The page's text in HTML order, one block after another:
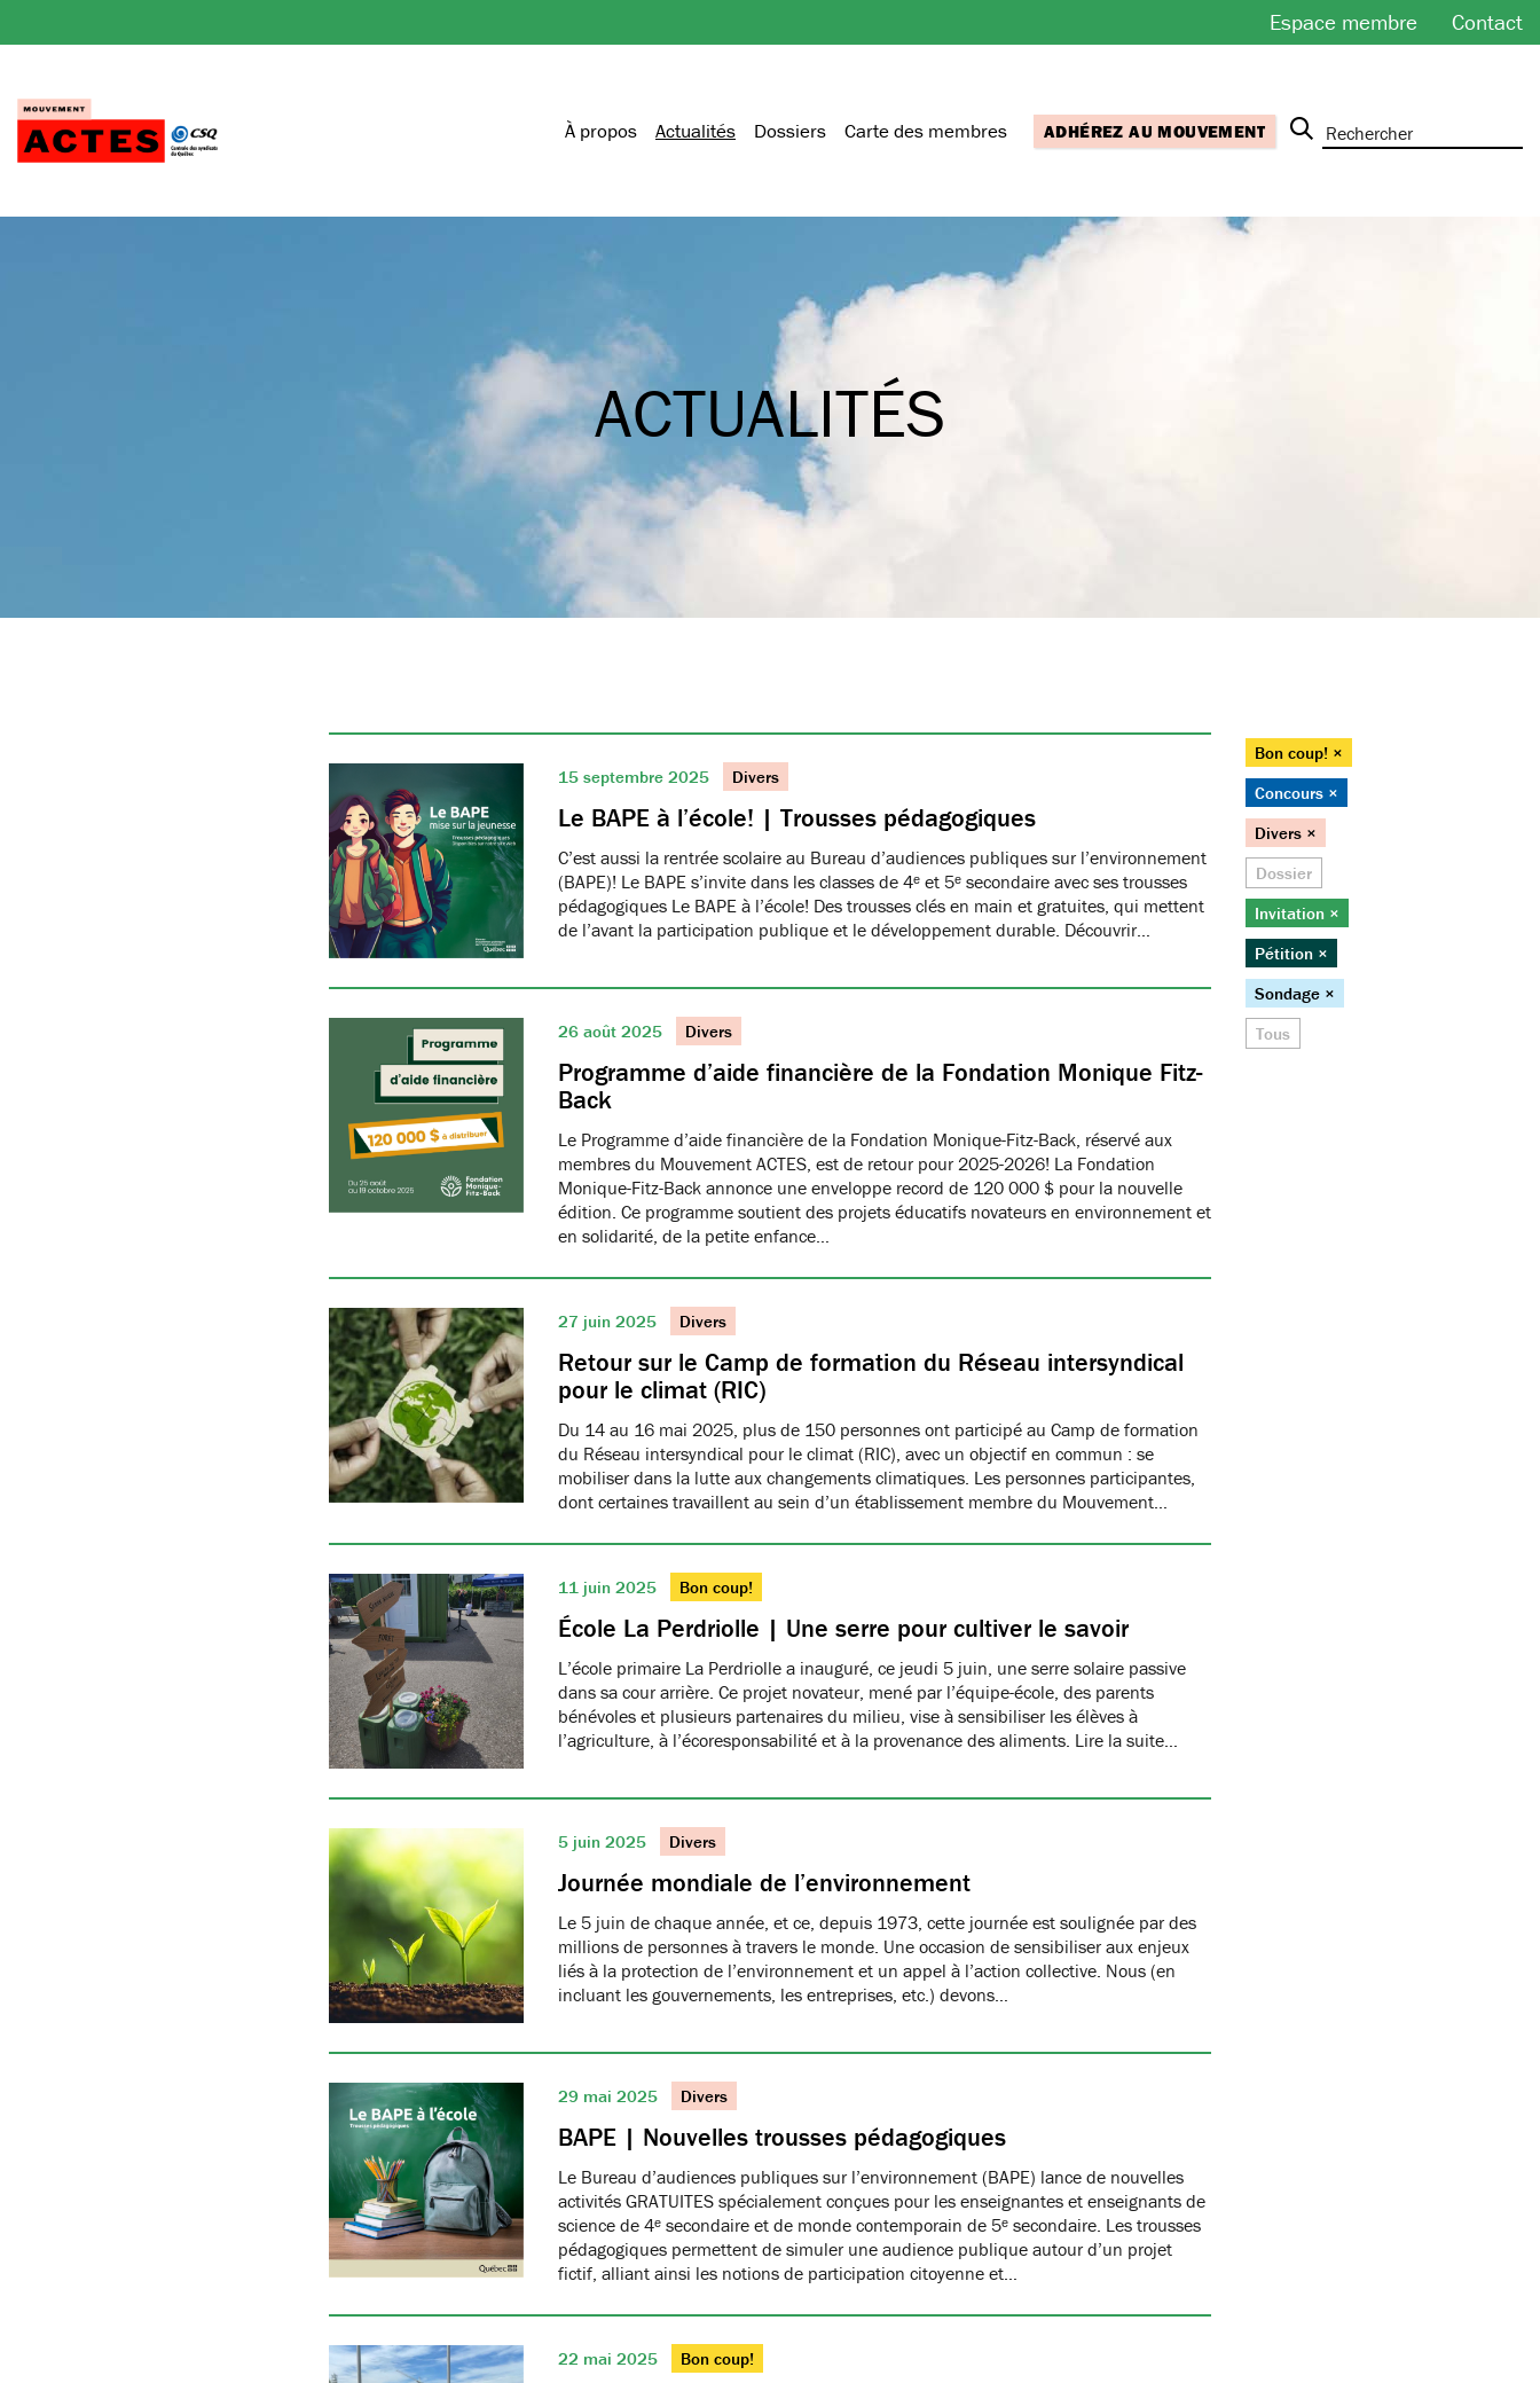
au
Espace membre Contact
À propos Actualités Dossiers Carte des membres ADHÉREZ AU MOUVEMENT
ACTUALITÉS
15 septembre 2025 Divers
Le BAPE à l’école! | Trousses pédagogiques
C’est aussi la rentrée scolaire au Bureau d’audiences publiques sur l’environnement
(BAPE)! Le BAPE s’invite dans les classes de 4ᵉ et 5ᵉ secondaire avec ses trousses
pédagogiques Le BAPE à l’école! Des trousses clés en main et gratuites, qui mettent
de l’avant la participation publique et le développement durable. Découvrir…
26 août 2025 Divers
Programme d’aide financière de la Fondation Monique Fitz-
Back
Le Programme d’aide financière de la Fondation Monique-Fitz-Back, réservé aux
membres du Mouvement ACTES, est de retour pour 2025-2026! La Fondation
Monique-Fitz-Back annonce une enveloppe record de 120 000 $ pour la nouvelle
édition. Ce programme soutient des projets éducatifs novateurs en environnement et
en solidarité, de la petite enfance…
27 juin 2025 Divers
Retour sur le Camp de formation du Réseau intersyndical
pour le climat (RIC)
Du 14 au 16 mai 2025, plus de 150 personnes ont participé au Camp de formation
du Réseau intersyndical pour le climat (RIC), avec un objectif en commun : se
mobiliser dans la lutte aux changements climatiques. Les personnes participantes,
dont certaines travaillent au sein d’un établissement membre du Mouvement…
11 juin 2025 Bon coup!
École La Perdriolle | Une serre pour cultiver le savoir
L’école primaire La Perdriolle a inauguré, ce jeudi 5 juin, une serre solaire passive
dans sa cour arrière. Ce projet novateur, mené par l’équipe-école, des parents
bénévoles et plusieurs partenaires du milieu, vise à sensibiliser les élèves à
l’agriculture, à l’écoresponsabilité et à la provenance des aliments. Lire la suite…
5 juin 2025 Divers
Journée mondiale de l’environnement
Le 5 juin de chaque année, et ce, depuis 1973, cette journée est soulignée par des
millions de personnes à travers le monde. Une occasion de sensibiliser aux enjeux
liés à la protection de l’environnement et un appel à l’action collective. Nous (en
incluant les gouvernements, les entreprises, etc.) devons…
29 mai 2025 Divers
BAPE | Nouvelles trousses pédagogiques
Le Bureau d’audiences publiques sur l’environnement (BAPE) lance de nouvelles
activités GRATUITES spécialement conçues pour les enseignantes et enseignants de
science de 4ᵉ secondaire et de monde contemporain de 5ᵉ secondaire. Les trousses
pédagogiques permettent de simuler une audience publique autour d’un projet
fictif, alliant ainsi les notions de participation citoyenne et…
22 mai 2025 Bon coup!
Bon coup! ×
Concours ×
Divers ×
Dossier
Invitation ×
Pétition ×
Sondage ×
Tous